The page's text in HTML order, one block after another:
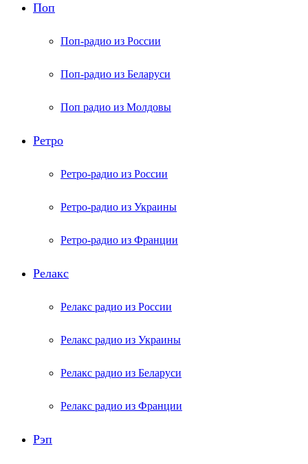
Поп
Поп-радио из России
Поп-радио из Беларуси
Поп радио из Молдовы
Ретро
Ретро-радио из России
Ретро-радио из Украины
Ретро-радио из Франции
Релакс
Релакс радио из России
Релакс радио из Украины
Релакс радио из Беларуси
Релакс радио из Франции
Рэп